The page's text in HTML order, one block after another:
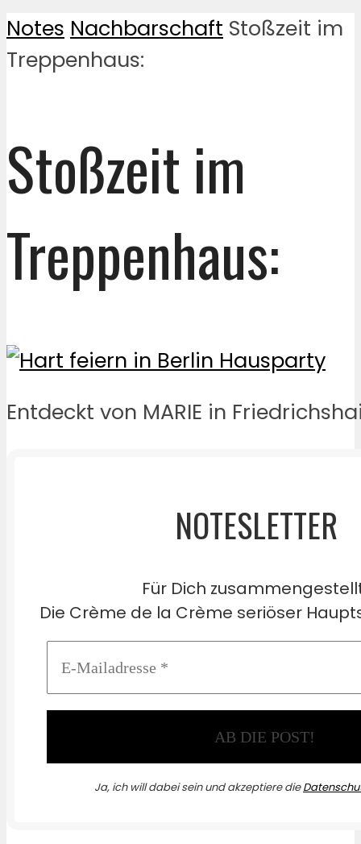
Notes Nachbarschaft Stoßzeit im
Treppenhaus:
Stoßzeit im
Treppenhaus:
Entdeckt von MARIE in
NOTESLETTER
Für Dich
Die Crème de la Crème seriöser
Ja, ich will dabei sein und akzeptiere die